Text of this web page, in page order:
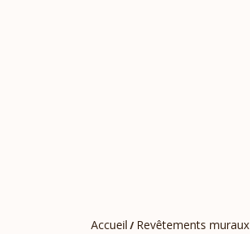
Accueil / Revêtements muraux